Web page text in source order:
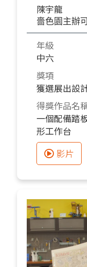
陳宇龍
嗇色園主辦
年級
中六
獎項
獲選展出設
得獎作品名
一個配備踏
形工作台
影片